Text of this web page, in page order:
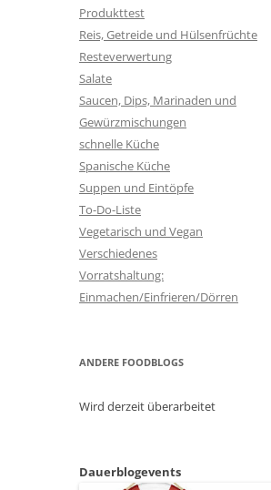
Produkttest
Reis, Getreide und Hülsenfrüchte
Resteverwertung
Salate
Saucen, Dips, Marinaden und
Gewürzmischungen
schnelle Küche
Spanische Küche
Suppen und Eintöpfe
To-Do-Liste
Vegetarisch und Vegan
Verschiedenes
Vorratshaltung:
Einmachen/Einfrieren/Dörren
ANDERE FOODBLOGS
Wird derzeit überarbeitet
Dauerblogevents